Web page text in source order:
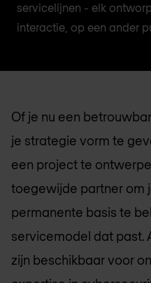
servicelijnen - elk
interactie, op een ander
Of je nu een
je strategie vorm te
een project te
toegewijde partner om
permanente basis te
servicemodel dat past.
zijn beschikbaar voor